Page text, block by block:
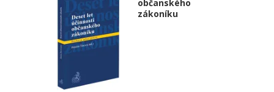
občanského
zákoníku